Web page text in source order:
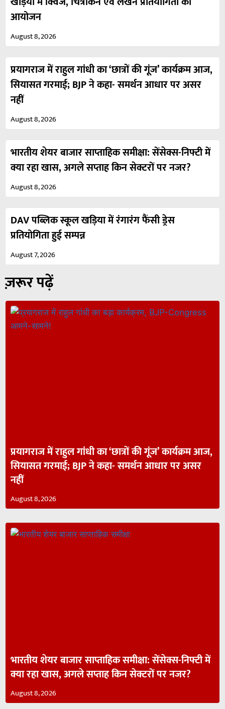
आयोजन
August 8, 2026
प्रयागराज में राहुल गांधी का ‘छात्रों की गूंज’ कार्यक्रम आज,
सियासत गरमाई; BJP ने कहा- समर्थन आधार पर असर
नहीं
August 8, 2026
भारतीय शेयर बाजार साप्ताहिक समीक्षा: सेंसेक्स-निफ्टी में
क्या रहा खास, अगले सप्ताह किन सेक्टरों पर नजर?
August 8, 2026
DAV पब्लिक स्कूल खड़िया में रंगारंग फैंसी ड्रेस
प्रतियोगिता हुई सम्पन्न
August 7, 2026
ज़रूर पढ़ें
प्रयागराज में राहुल गांधी का ‘छात्रों की गूंज’ कार्यक्रम आज,
सियासत गरमाई; BJP ने कहा- समर्थन आधार पर असर
नहीं
August 8, 2026
भारतीय शेयर बाजार साप्ताहिक समीक्षा: सेंसेक्स-निफ्टी में
क्या रहा खास, अगले सप्ताह किन सेक्टरों पर नजर?
August 8, 2026